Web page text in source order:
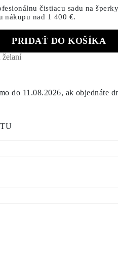
čistiacu sadu na
nákupu nad 1 400 €.
PRIDAŤ DO KOŠÍKA
želaní
do 11.08.2026, ak objednáte